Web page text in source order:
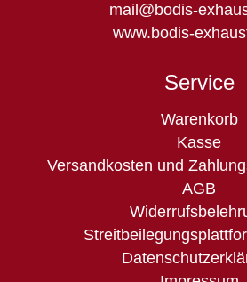
mail@bodis-
www.bodis-
Service
Warenkorb
Kasse
Versandkosten und
AGB